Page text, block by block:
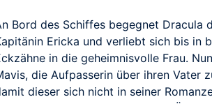
Bord des Schiffes begegnet Dracula
Ericka und verliebt sich bis in
in die geheimnisvolle Frau.
die Aufpasserin über ihren Vater
dieser sich nicht in seiner